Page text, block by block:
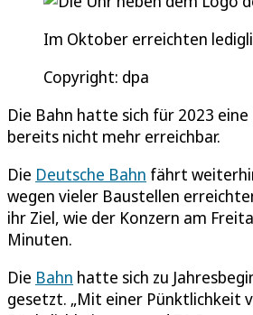
Im Oktober erreichten
Copyright: dpa
Die Bahn hatte sich für 2023
bereits nicht mehr erreichbar.
Die Deutsche Bahn fährt
wegen vieler Baustellen
ihr Ziel, wie der Konzern am
Minuten.
Die Bahn hatte sich zu
gesetzt. „Mit einer Pünktlichkeit